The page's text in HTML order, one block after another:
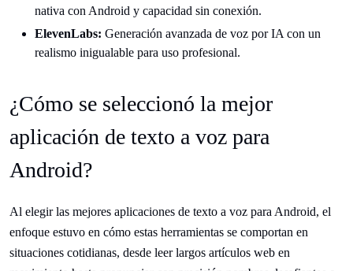
nativa con Android y capacidad sin conexión.
ElevenLabs: Generación avanzada de voz por IA con un
realismo inigualable para uso profesional.
¿Cómo se seleccionó la mejor
aplicación de texto a voz para
Android?
Al elegir las mejores aplicaciones de texto a voz para Android, el
enfoque estuvo en cómo estas herramientas se comportan en
situaciones cotidianas, desde leer largos artículos web en